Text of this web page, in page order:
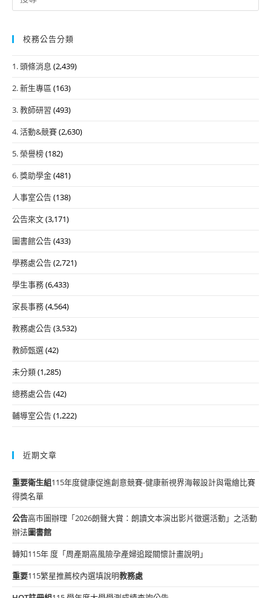
for:
校務公告分類
1. 頭條消息 (2,439)
2. 新生專區 (163)
3. 教師研習 (493)
4. 活動&競賽(2,630)
5. 榮譽榜(182)
6. 獎助學金(481)
人事室公告(138)
公告來文(3,171)
圖書館公告(433)
學務處公告(2,721)
學生事務(6,433)
家長事務(4,564)
教務處公告(3,532)
教師甄選(42)
未分類(1,285)
總務處公告(42)
輔導室公告(1,222)
近期文章
重要衛生組115年度健康促進創意競賽-健康新視界海報設計與電繪比賽
得獎名單
公告高市圖辦理「2026朗聲大賞：朗讀文本演出影片徵選活動」之活動
辦法圖書館
轉知115年 度「周產期高風險孕產婦追蹤關懷計畫說明」
重要115繁星推薦校內選填說明教務處